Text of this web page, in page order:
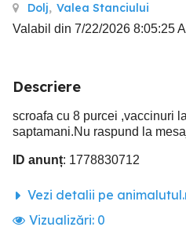
Dolj, Valea Stanciului
Valabil din 7/22/2026 8:05:25
Descriere
scroafa cu 8 purcei ,vaccinuri
saptamani.Nu raspund la
ID anunț: 1778830712
Vezi detalii pe
Vizualizări: 0